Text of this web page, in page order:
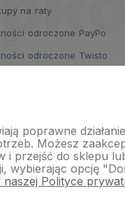
na raty
odroczone PayPo
odroczone Twisto
poprawne
Możesz
i przejść do sklepu
wybierając opcję
Polityce